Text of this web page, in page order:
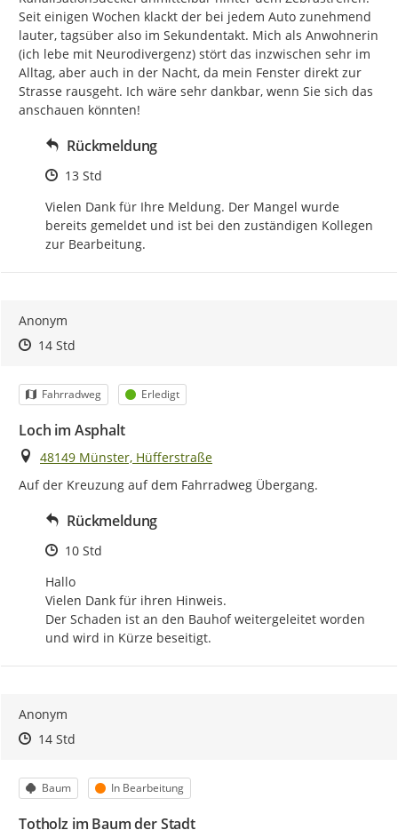
Seit einigen Wochen klackt der bei jedem Auto zunehmend
lauter, tagsüber also im Sekundentakt. Mich als Anwohnerin
(ich lebe mit Neurodivergenz) stört das inzwischen sehr im
Alltag, aber auch in der Nacht, da mein Fenster direkt zur
Strasse rausgeht. Ich wäre sehr dankbar, wenn Sie sich das
anschauen könnten!
Rückmeldung
Zeitpunkt des Erstellens
13 Std
Vielen Dank für Ihre Meldung. Der Mangel wurde
bereits gemeldet und ist bei den zuständigen Kollegen
zur Bearbeitung.
Anonym
Zeitpunkt des Erstellens
Zeitpunkt des Erstellens
14 StdZur Äußerung
Kategorie
Fahrradweg Status
Erledigt
Loch im Asphalt
Ort
48149 Münster, Hüfferstraße
Auf der Kreuzung auf dem Fahrradweg Übergang.
Rückmeldung
Zeitpunkt des Erstellens
10 Std
Hallo
Vielen Dank für ihren Hinweis.
Der Schaden ist an den Bauhof weitergeleitet worden
und wird in Kürze beseitigt.
Anonym
Zeitpunkt des Erstellens
Zeitpunkt des Erstellens
14 StdZur Äußerung
Kategorie
Baum Status
In Bearbeitung
Totholz im Baum der Stadt